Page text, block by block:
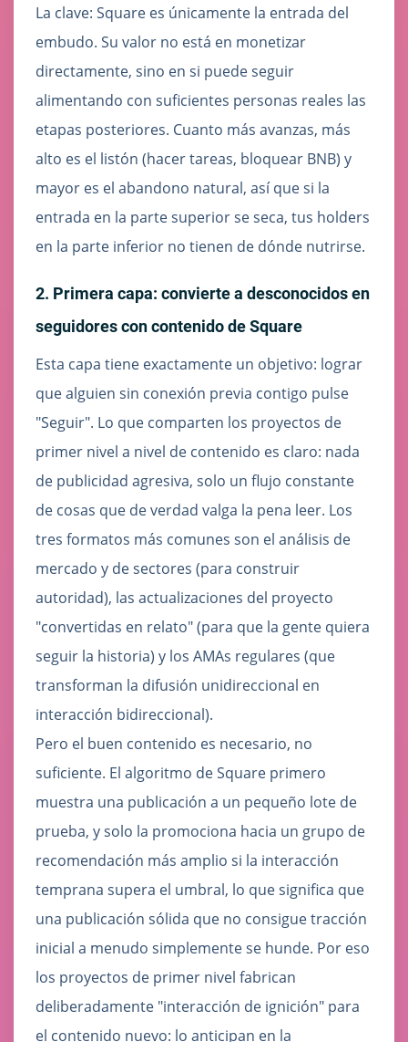
La clave: Square es únicamente la entrada del
embudo. Su valor no está en monetizar
directamente, sino en si puede seguir
alimentando con suficientes personas reales las
etapas posteriores. Cuanto más avanzas, más
alto es el listón (hacer tareas, bloquear BNB) y
mayor es el abandono natural, así que si la
entrada en la parte superior se seca, tus holders
en la parte inferior no tienen de dónde nutrirse.
2. Primera capa: convierte a desconocidos en
seguidores con contenido de Square
Esta capa tiene exactamente un objetivo: lograr
que alguien sin conexión previa contigo pulse
"Seguir". Lo que comparten los proyectos de
primer nivel a nivel de contenido es claro: nada
de publicidad agresiva, solo un flujo constante
de cosas que de verdad valga la pena leer. Los
tres formatos más comunes son el análisis de
mercado y de sectores (para construir
autoridad), las actualizaciones del proyecto
"convertidas en relato" (para que la gente quiera
seguir la historia) y los AMAs regulares (que
transforman la difusión unidireccional en
interacción bidireccional).
Pero el buen contenido es necesario, no
suficiente. El algoritmo de Square primero
muestra una publicación a un pequeño lote de
prueba, y solo la promociona hacia un grupo de
recomendación más amplio si la interacción
temprana supera el umbral, lo que significa que
una publicación sólida que no consigue tracción
inicial a menudo simplemente se hunde. Por eso
los proyectos de primer nivel fabrican
deliberadamente "interacción de ignición" para
el contenido nuevo: lo anticipan en la